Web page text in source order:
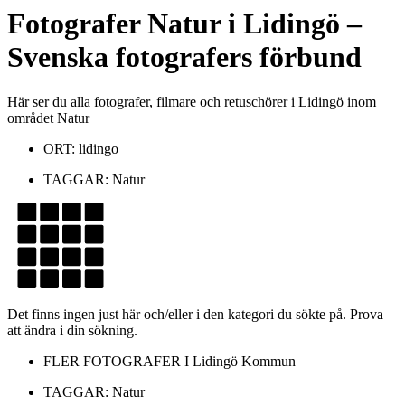
FotograferNaturi Lidingö –
Svenska fotografers förbund
Här ser du alla fotografer, filmare och retuschörer i Lidingö inom
området Natur
ORT: lidingo
TAGGAR: Natur
Det finns ingen just här och/eller i den kategori du sökte på. Prova
att ändra i din sökning.
FLER FOTOGRAFER I Lidingö Kommun
TAGGAR: Natur